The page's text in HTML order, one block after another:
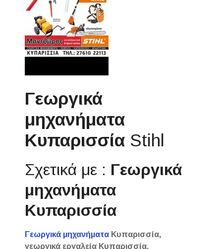
Γεωργικά
μηχανήματα
Κυπαρισσία Stihl
Σχετικά με : Γεωργικά
μηχανήματα
Κυπαρισσία
Γεωργικά μηχανήματα Κυπαρισσία,
γεωργικά εργαλεία Κυπαρισσία,